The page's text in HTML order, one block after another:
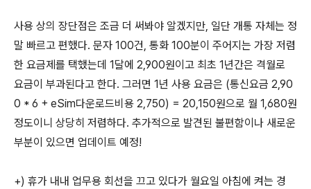
사용 상의 장단점은 조금 더 써봐야 알겠지만, 일단 개통 자체는 정
말 빠르고 편했다. 문자 100건, 통화 100분이 주어지는 가장 저렴
한 요금제를 택했는데 1달에 2,900원이고 최초 1년간은 격월로
요금이 부과된다고 한다. 그러면 1년 사용 요금은 (통신요금 2,90
0 * 6 + eSim다운로드비용 2,750) = 20,150원으로 월 1,680원
정도이니 상당히 저렴하다. 추가적으로 발견된 불편함이나 새로운
부분이 있으면 업데이트 예정!
+) 휴가 내내 업무용 회선을 끄고 있다가 월요일 아침에 켜는 경